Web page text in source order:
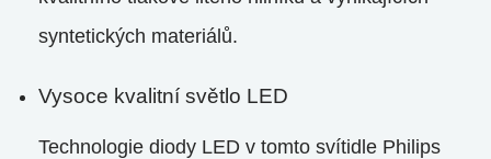
syntetických materiálů.
Vysoce kvalitní světlo LED
Technologie diody LED v tomto svítidle Philips